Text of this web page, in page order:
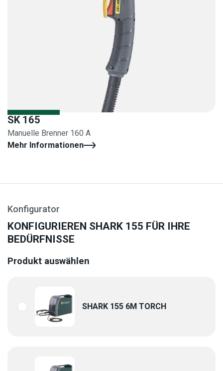
SK 165
Manuelle Brenner 160 A
Mehr Informationen
Konfigurator
KONFIGURIEREN SHARK 155 FÜR IHRE
BEDÜRFNISSE
Produkt auswählen
SHARK 155 6M TORCH